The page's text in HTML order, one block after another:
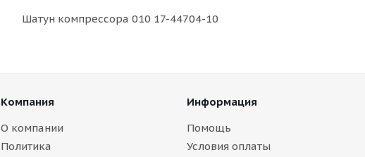
Шатун компрессора 010 17-44704-10
Компания
О компании
Политика
Информация
Помощь
Условия оплаты